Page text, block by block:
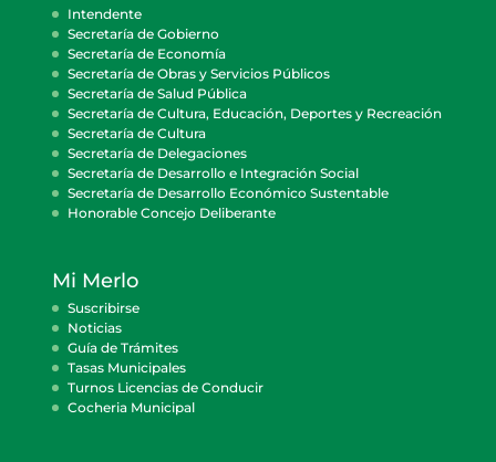
Intendente
Secretaría de Gobierno
Secretaría de Economía
Secretaría de Obras y Servicios Públicos
Secretaría de Salud Pública
Secretaría de Cultura, Educación, Deportes y Recreación
Secretaría de Cultura
Secretaría de Delegaciones
Secretaría de Desarrollo e Integración Social
Secretaría de Desarrollo Económico Sustentable
Honorable Concejo Deliberante
Mi Merlo
Suscribirse
Noticias
Guía de Trámites
Tasas Municipales
Turnos Licencias de Conducir
Cocheria Municipal